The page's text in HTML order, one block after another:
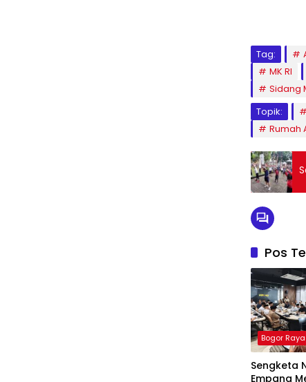
Tag:
MK RI
Sidang
Topik:
Rumah
Pos
Bogor Raya
Sengketa
Empang